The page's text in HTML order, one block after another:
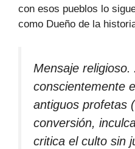
con esos pueblos lo
como Dueño de la
Mensaje
conscientemente
antiguos profetas
conversión,
critica el culto sin